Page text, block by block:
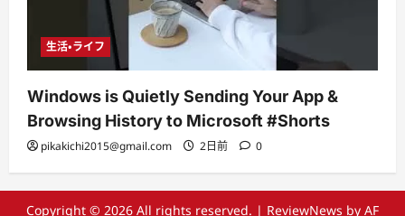
生活・ライフ
Windows is Quietly Sending Your App &
Browsing History to Microsoft #Shorts
pikakichi2015@gmail.com 2日前 0
Copyright © 2026 All rights reserved. | ReviewNews by AF